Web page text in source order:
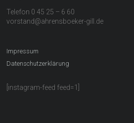
Telefon 0 45 25 – 6 60
vorstand@ahrensboeker-gill.de
Impressum
Datenschutzerklärung
[instagram-feed feed=1]